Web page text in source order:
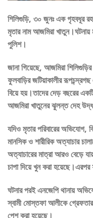
শিলিগুড়ি, ৩০ জুনঃ এক গৃহবধূর
মৃতার নাম আজমিরা খাতুন।ঘটনায়
পুলিশ।
জানা গিয়েছে, আজমিরা
ফুলবাড়ির জটিয়াকালীর
বিয়ে হয়।তাদের দেড় বছরের
আজমিরা খাতুনের ঝুলন্ত দেহ
যদিও মৃতার পরিবারের অভিযোগ,
মানসিক ও শারীরিক অত্যাচার
অত্যাচারের মাত্রা আরও বেড়ে
চাপা দিয়ে খুন করা
ঘটনার পরই এনজেপি থানায়
স্বামী মোস্তফা আলীকে
পেশ করা হয়েছে।